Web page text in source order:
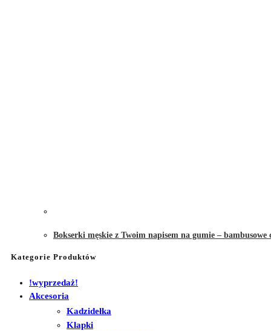
Bokserki męskie z Twoim napisem na gumie – bambusowe
Kategorie Produktów
!wyprzedaż!
Akcesoria
Kadzidełka
Klapki